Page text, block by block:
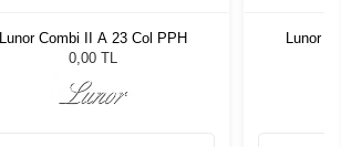
Lunor Combi II A 23 Col PPH
0,00 TL
Lunor